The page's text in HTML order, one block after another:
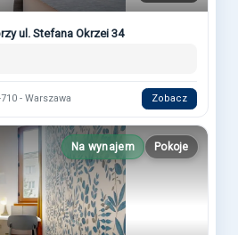
ul. Stefana Okrzei 34
- Warszawa Zobacz
Na wynajem Pokoje